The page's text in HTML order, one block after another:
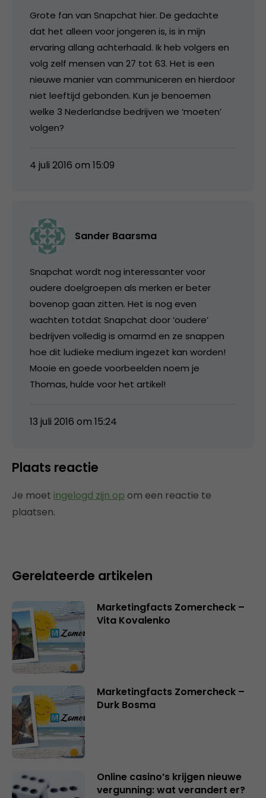
Grote fan van Snapchat hier. De gedachte
dat het alleen voor jongeren is, is in mijn
ervaring allang achterhaald. Ik heb volgers en
volg zelf mensen van 27 tot 63. Het is een
nieuwe manier van communiceren en hierdoor
niet leeftijd gebonden. Kun je benoemen
welke 3 Nederlandse bedrijven we ‘moeten’
volgen?
4 juli 2016 om 15:09
Sander Baarsma
Snapchat wordt nog interessanter voor
oudere doelgroepen als merken er beter
bovenop gaan zitten. Het is nog even
wachten totdat Snapchat door ‘oudere’
bedrijven volledig is omarmd en ze snappen
hoe dit ludieke medium ingezet kan worden!
Mooie en goede voorbeelden noem je
Thomas, hulde voor het artikel!
13 juli 2016 om 15:24
Plaats reactie
Je moet ingelogd zijn op om een reactie te
plaatsen.
Gerelateerde artikelen
Marketingfacts Zomercheck –
Vita Kovalenko
Marketingfacts Zomercheck –
Durk Bosma
Online casino’s krijgen nieuwe
vergunning: wat verandert er?